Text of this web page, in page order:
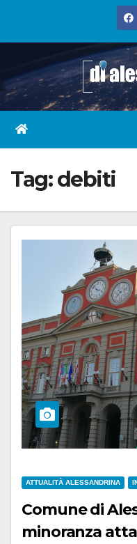
Tag:debiti
ATTUALITÀ ALESSANDRINA
Comune di
minoranza